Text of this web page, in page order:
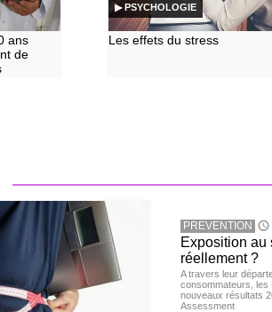
ans
de
▶ PSYCHOLOGIE
Les effets du stress
PREVENTION
Exposition au
réellement ?
A travers leur
consommateurs, les
nouveaux résultats
Assessment